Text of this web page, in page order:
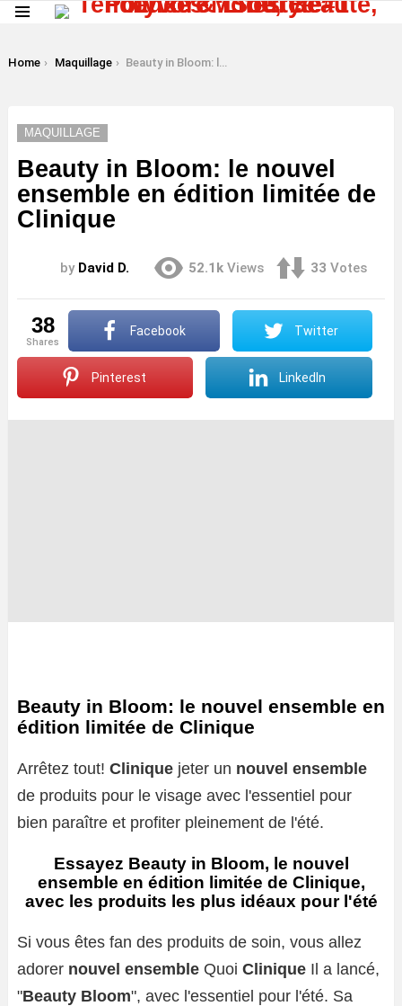
You are here:
Home Maquillage Beauty in Bloom: le nouvel ensemble en édition limitée de Clinique
MAQUILLAGE
Beauty in Bloom: le nouvel
ensemble en édition limitée de
Clinique
by David D. 52.1k Views 33 Votes
38
shares
Facebook Twitter
Pinterest LinkedIn
Beauty in Bloom: le nouvel ensemble en
édition limitée de Clinique
Arrêtez tout! Clinique jeter un nouvel ensemble
de produits pour le visage avec l'essentiel pour
bien paraître et profiter pleinement de l'été.
Essayez Beauty in Bloom, le nouvel
ensemble en édition limitée de Clinique,
avec les produits les plus idéaux pour l'été
Si vous êtes fan des produits de soin, vous allez
adorer nouvel ensemble Quoi Clinique Il a lancé,
"Beauty Bloom", avec l'essentiel pour l'été. Sa